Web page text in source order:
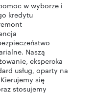
w wyborze i
kredytu
Naszą
ekspercka
usług, oparty na
się
stosujemy